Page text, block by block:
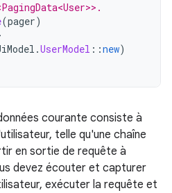
(pager)
.UserModel ::new)
courante consiste à
telle qu'une chaîne
en sortie de requête à
devez écouter et capturer
exécuter la requête et